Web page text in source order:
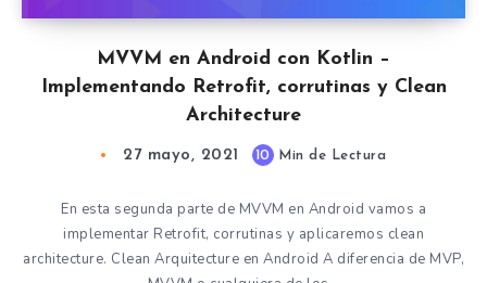
MVVM en Android con Kotlin –
Implementando Retrofit, corrutinas y Clean
Architecture
27 mayo, 2021 10 Min de Lectura
En esta segunda parte de MVVM en Android vamos a
implementar Retrofit, corrutinas y aplicaremos clean
architecture. Clean Arquitecture en Android A diferencia de MVP,